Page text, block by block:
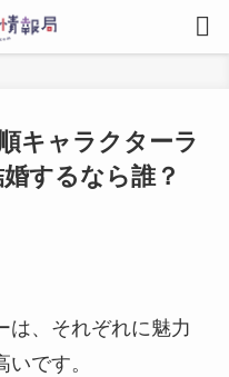
キャラクターラ
するなら誰？
は、それぞれに魅力
です。